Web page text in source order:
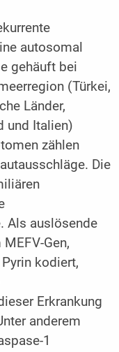
autosomal
gehäuft bei
(Türkei,
Länder,
und Italien)
zählen
Die
Als auslösende
Gen,
kodiert,
Erkrankung
anderem
1